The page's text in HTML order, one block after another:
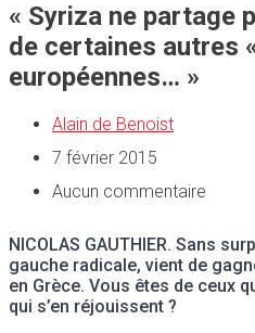
« Syriza ne partage
de certaines autres
européennes… »
Alain de Benoist
7 février 2015
Aucun commentaire
NICOLAS GAUTHIER. Sans
gauche radicale, vient de
en Grèce. Vous êtes de ceux
qui s’en réjouissent ?